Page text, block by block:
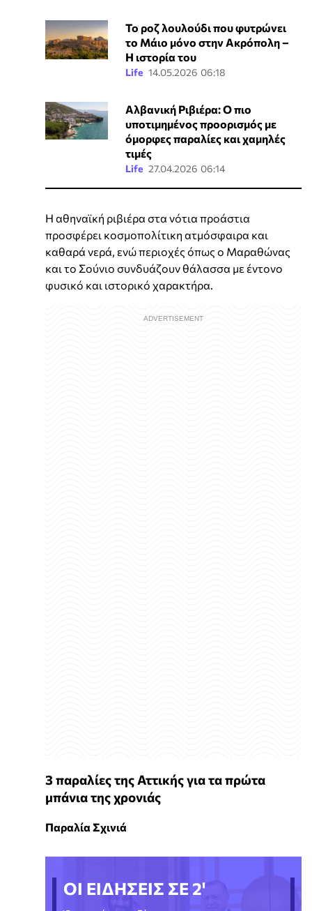
Το ροζ λουλούδι που φυτρώνει
το Μάιο μόνο στην Ακρόπολη –
Η ιστορία του
Life 14.05.2026 06:18
Αλβανική Ριβιέρα: Ο πιο
υποτιμημένος προορισμός με
όμορφες παραλίες και χαμηλές
τιμές
Life 27.04.2026 06:14
Η αθηναϊκή ριβιέρα στα νότια προάστια
προσφέρει κοσμοπολίτικη ατμόσφαιρα και
καθαρά νερά, ενώ περιοχές όπως ο Μαραθώνας
και το Σούνιο συνδυάζουν θάλασσα με έντονο
φυσικό και ιστορικό χαρακτήρα.
3 παραλίες της Αττικής για τα πρώτα
μπάνια της χρονιάς
Παραλία Σχινιά
ΟΙ ΕΙΔΗΣΕΙΣ ΣΕ 2'